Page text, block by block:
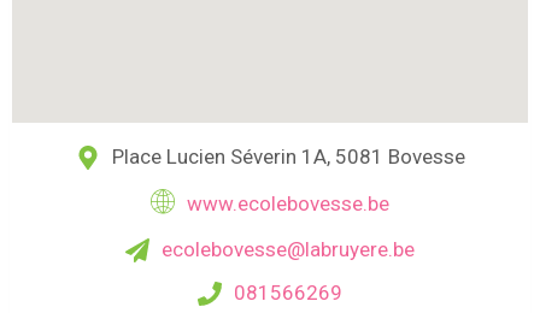
Place Lucien Séverin 1A, 5081 Bovesse
www.ecolebovesse.be
ecolebovesse@labruyere.be
081566269